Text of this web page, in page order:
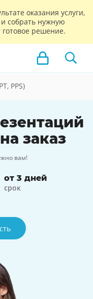
оказания услуги,
собрать нужную
решение.
PPS)
заказ
вам!
от 3 дней
срок